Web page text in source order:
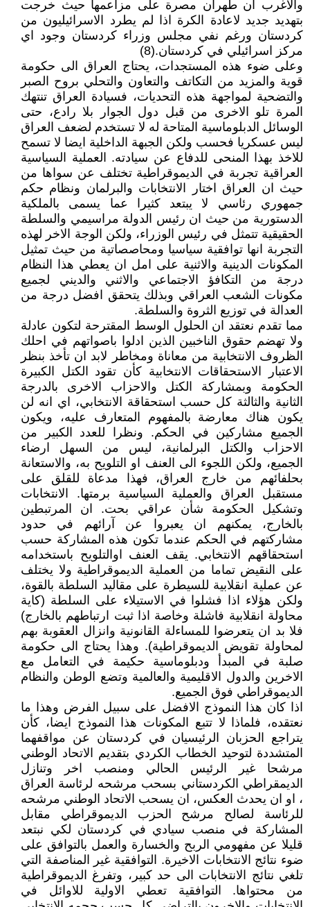
والاغرب ان طهران مصرة على مزاعمها حيث خرجت
بتهديد جديد لاعادة الكرة اذا لم يطرد الاسرائيليون من
كردستان ورغم نفي مجلس وزراء كردستان وجود اي
مركز اسرائيلي في كردستان.(8)
وعلى ضوء هذه المستجدات، يحتاج العراق الى حكومة
قوية والمزيد من التكاتف والتعاون والتحلي بروح الصبر
والتضحية لمواجهة هذه التحديات، فسيادة العراق تنتهك
المرة تلو الاخرى من قبل دول الجوار بلا رادع، حتى
الوسائل الدبلوماسية المتاحة له لا تستخدم لضعف العراق
ليس عسكريا فحسب ولكن الجبهة الداخلية ايضا لا تسمح
للاخذ بهذا المنحى للدفاع عن سيادته. العملية السياسية
العراقية تجربة في الديموقراطية تختلف عن سواها من
حيث ان العراق اختار الانتخابات والبرلمان ونظام حكم
جمهوري رئاسي لا يبتعد كثيرا عما يسمى بالملكية
الدستورية من حيث ان رئيس الدولة مراسيمي والسلطة
الحقيقية تتمثل في رئيس الوزراء، ولكن الوجة الاخر لهذه
التجربة انها توافقية سياسيا ومحاصصاتية من حيث تمثيل
المكونات الدينية والاثنية على امل ان يعطي هذا النظام
درجة من التكافؤ الاجتماعي والاثني والديني لجميع
مكونات الشعب العراقي وبذلك يتحقق افضل درجة من
العدالة في توزيع الثروة والسلطة.
مما تقدم نعتقد ان الحلول الوسط المقترحة لتكون عادلة
ولا تهضم حقوق الناخبين الذين ادلوا باصواتهم في احلك
الظروف الانتخابية من معاناة ومخاطر لابد ان تأخذ بنظر
الاعتبار الاستحقاقات الانتخابية كأن تقود الكتل الكبيرة
الحكومة وبمشاركة الكتل والاحزاب الاخرى بالدرجة
الثانية والثالثة كل حسب استحقاقة الانتخابي، اي انه لن
يكون هناك معارضة بالمفهوم المتعارف عليه، ويكون
الجميع مشاركين في الحكم. ونظرا للعدد الكبير من
الاحزاب والكتل البرلمانية، ليس من السهل ارضاء
الجميع، ولكن اللجوء الى العنف او التلويح به، والاستعانة
بحلفائهم من خارج العراق، فهذا مدعاة للقلق على
مستقبل العراق والعملية السياسية برمتها. الانتخابات
وتشكيل الحكومة شأن عراقي بحت. ان المرتبطين
بالخارج، يمكنهم ان يعبروا عن آرائهم في حدود
مشاركتهم في الحكم عندما تكون هذه المشاركة حسب
استحقاقهم الانتخابي. يقف العنف اوالتلويح باستخدامه
على النقيض تماما من العملية الديموقراطية ولا يختلف
عن عملية انقلابية للسيطرة على مقاليد السلطة بالقوة،
ولكن هؤلاء اذا فشلوا في الاستيلاء على السلطة (كاية
محاولة انقلابية فاشلة وخاصة اذا ثبت ارتباطهم بالخارج)
فلا بد ان يتعرضوا للمساءلة القانونية وانزال العقوبة بهم
لمحاولة تقويض الديموقراطية). وهذا يحتاج الى حكومة
صلبة في المبدأ ودبلوماسية حكيمة في التعامل مع
الاخرين والدول الاقليمية والعالمية وتضع الوطن والنظام
الديموقراطي فوق الجميع.
اذا كان هذا النموذج الافضل على سبيل الفرض وهذا ما
نعتقده، فلماذا لا تتبع المكونات هذا النموذج ايضا، كأن
يتراجع الحزبان الرئيسيان في كردستان عن مواقفهما
المتشددة لتوحيد الخطاب الكردي بتقديم الاتحاد الوطني
مرشحا غير الرئيس الحالي ومنصب اخر وتنازل
الديمقراطي الكردستاني بسحب مرشحه لرئاسة العراق
، او ان يحدث العكس، ان يسحب الاتحاد الوطني مرشحه
للرئاسة لصالح مرشح الحزب الديموقراطي مقابل
المشاركة في منصب سيادي في كردستان لكي نبتعد
قليلا عن مفهومي الربح والخسارة والعمل بالتوافق على
ضوء نتائج الانتخابات الاخيرة. التوافقية غير المناصفة التي
تلغي نتائج الانتخابات الى حد كبير، وتفرغ الديموقراطية
من محتواها. التوافقية تعطي الاولية للاوائل في